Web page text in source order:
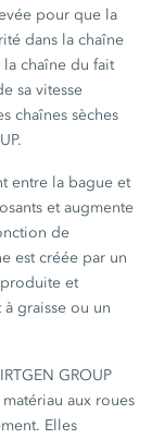
pour que la
dans la chaîne
chaîne du fait
sa vitesse
chaînes sèches
entre la bague et
et augmente
de
est créée par un
produite et
graisse ou un
GROUP
aux roues
Elles